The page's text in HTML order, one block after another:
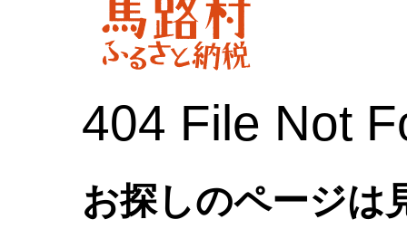
404 File Not
お探しのページは